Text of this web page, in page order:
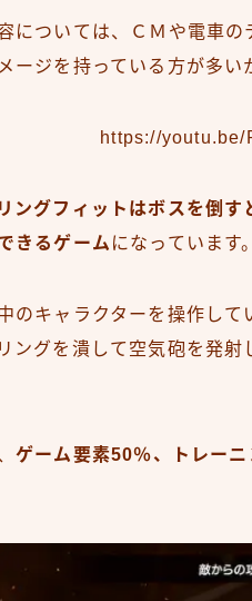
については、ＣＭや電車の
ージを持っている方が多い
https://youtu.be/
リングフィットはボスを倒
きるゲーム になっています。
のキャラクターを操作し
ングを潰して空気砲を発
ゲーム要素50％、トレー